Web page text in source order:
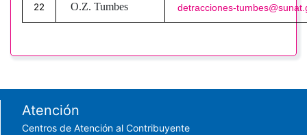
22 O.Z. Tumbes detracciones-
Footer menu
Atención
Centros de Atención al Contribuyente